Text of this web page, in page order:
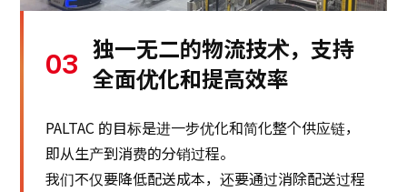
03 独一无二的物流技术，支持
全面优化和提高效率
PALTAC 的目标是进一步优化和简化整个供应链，
即从生产到消费的分销过程。
我们不仅要降低配送成本，还要通过消除配送过程